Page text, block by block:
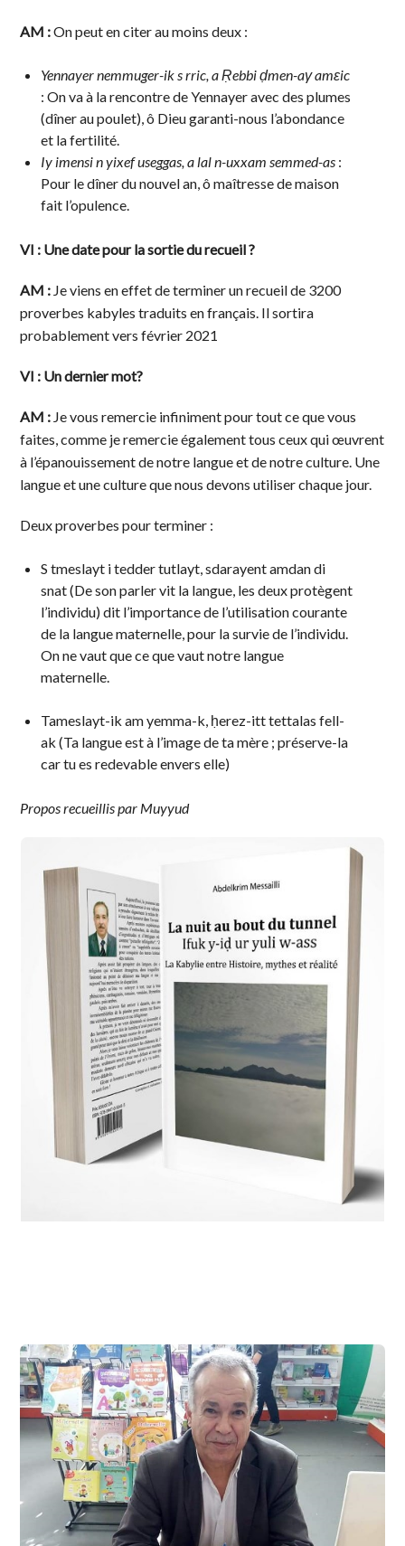
AM :On peut en citer au moins deux :
Yennayer nemmuger-ik s rric, a Ṛebbi ḍmen-aγ amεic
: On va à la rencontre de Yennayer avec des plumes
(dîner au poulet), ô Dieu garanti-nous l’abondance
et la fertilité.
Iy imensi n yixef useggas, a lal n-uxxam semmed-as:
Pour le dîner du nouvel an, ô maîtresse de maison
fait l’opulence.
VI : Une date pour la sortie du recueil ?
AM : Je viens en effet de terminer un recueil de 3200
proverbes kabyles traduits en français. Il sortira
probablement vers février 2021
VI : Un dernier mot?
AM : Je vous remercie infiniment pour tout ce que vous
faites, comme je remercie également tous ceux qui œuvrent
à l’épanouissement de notre langue et de notre culture. Une
langue et une culture que nous devons utiliser chaque jour.
Deux proverbes pour terminer :
S tmeslayt i tedder tutlayt, sdarayent amdan di
snat (De son parler vit la langue, les deux protègent
l’individu) dit l’importance de l’utilisation courante
de la langue maternelle, pour la survie de l’individu.
On ne vaut que ce que vaut notre langue
maternelle.
Tameslayt-ik am yemma-k, ḥerez-itt tettalas fell-
ak (Ta langue est à l’image de ta mère ; préserve-la
car tu es redevable envers elle)
Propos recueillis par Muyyud